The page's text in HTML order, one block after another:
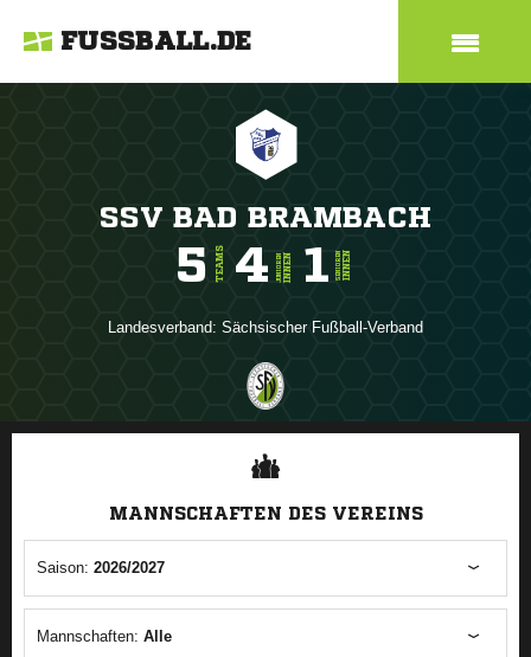
FUSSBALL.DE
SSV BAD BRAMBACH
5 TEAMS 4 JUNIORENINNEN 1 SENIORENINNEN
Landesverband: Sächsischer Fußball-Verband
ANZEIGE
MANNSCHAFTEN DES VEREINS
Saison: 2026/2027
Mannschaften: Alle